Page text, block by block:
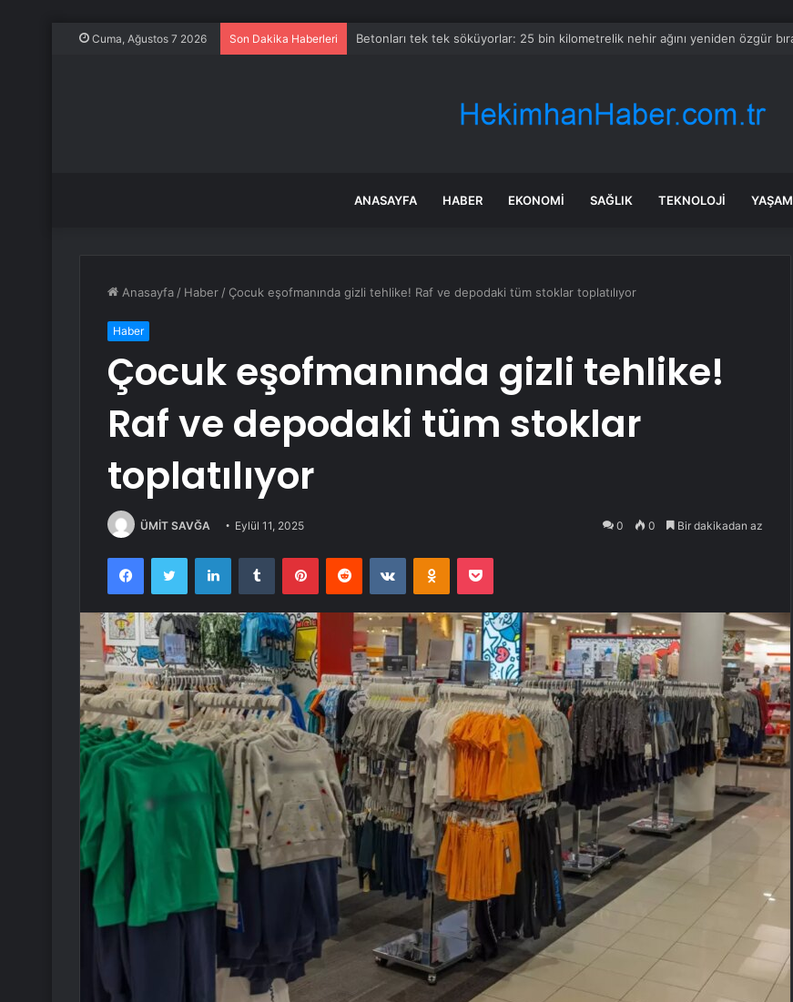
Cuma, Ağustos 7 2026 Son Dakika Haberleri Tesla Model 3 Performance’da Sinema Göndermesi: Yıldız Patlaması Amblemi
ANASAYFA HABER EKONOMI SAĞLIK TEKNOLOJI YAŞAM
Anasayfa / Haber / Çocuk eşofmanında gizli tehlike! Raf ve depodaki tüm stoklar toplatılıyor
Haber
Çocuk eşofmanında gizli tehlike!
Raf ve depodaki tüm stoklar
toplatılıyor
ÜMİT SAVĞA Eylül 11, 2025 0 0 Bir dakikadan az
FacebookTwitter LinkedInTumblr PinterestReddit VKontakteOdnoklassniki
Pocket